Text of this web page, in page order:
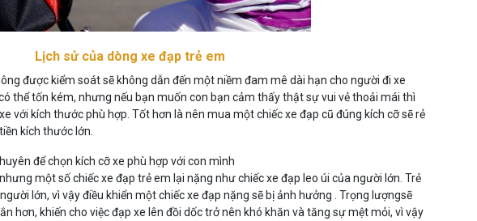
Lịch sử của dòng xe đạp trẻ em
được kiểm soát sẽ không dẫn đến một niềm đam mê dài hạn cho người đi xe
thể tốn kém, nhưng nếu bạn muốn con bạn cảm thấy thật sự vui vẻ thoải mái thì
với kích thước phù hợp. Tốt hơn là nên mua một chiếc xe đạp cũ đúng kích cỡ sẽ rẻ
kích thước lớn.
để chọn kích cỡ xe phù hợp với con mình
một số chiếc xe đạp trẻ em lại nặng như chiếc xe đạp leo úi của người lớn. Trẻ
lớn, vì vậy điều khiển một chiếc xe đạp nặng sẽ bị ảnh hưởng . Trọng lượngsẽ
hơn, khiến cho việc đạp xe lên đồi dốc trở nên khó khăn và tăng sự mệt mỏi, vì vậy